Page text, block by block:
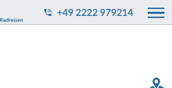
+49 2222 979214